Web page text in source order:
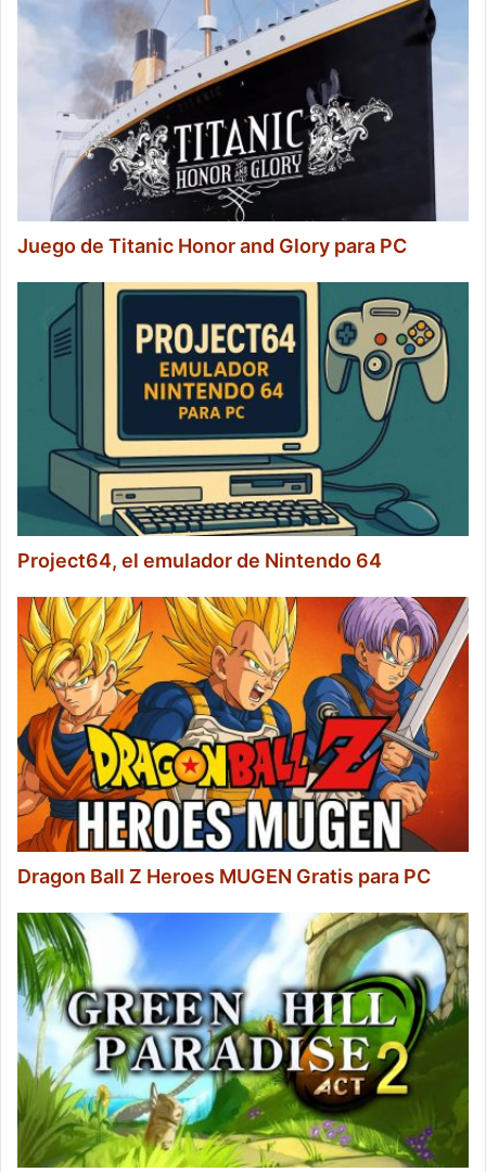
Juego de Titanic Honor and Glory para PC
Project64, el emulador de Nintendo 64
Dragon Ball Z Heroes MUGEN Gratis para PC